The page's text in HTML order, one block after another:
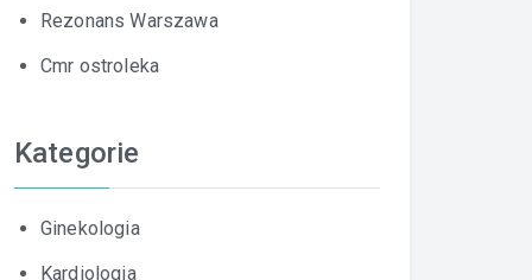
Rezonans Warszawa
Cmr ostroleka
Kategorie
Ginekologia
Kardiologia